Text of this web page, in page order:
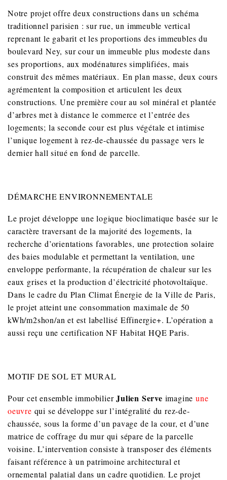
Notre projet offre deux constructions dans un schéma
traditionnel parisien : sur rue, un immeuble vertical
reprenant le gabarit et les proportions des immeubles du
boulevard Ney, sur cour un immeuble plus modeste dans
ses proportions, aux modénatures simplifiées, mais
construit des mêmes matériaux. En plan masse, deux cours
agrémentent la composition et articulent les deux
constructions. Une première cour au sol minéral et plantée
d’arbres met à distance le commerce et l’entrée des
logements; la seconde cour est plus végétale et intimise
l’unique logement à rez-de-chaussée du passage vers le
dernier hall situé en fond de parcelle.
DÉMARCHE ENVIRONNEMENTALE
Le projet développe une logique bioclimatique basée sur le
caractère traversant de la majorité des logements, la
recherche d’orientations favorables, une protection solaire
des baies modulable et permettant la ventilation, une
enveloppe performante, la récupération de chaleur sur les
eaux grises et la production d’électricité photovoltaïque.
Dans le cadre du Plan Climat Énergie de la Ville de Paris,
le projet atteint une consommation maximale de 50
kWh/m2shon/an et est labellisé Effinergie+. L’opération a
aussi reçu une certification NF Habitat HQE Paris.
MOTIF DE SOL ET MURAL
Pour cet ensemble immobilierJulien Serve imagineune
oeuvre qui se développe sur l’intégralité du rez-de-
chaussée, sous la forme d’un pavage de la cour, et d’une
matrice de coffrage du mur qui sépare de la parcelle
voisine. L’intervention consiste à transposer des éléments
faisant référence à un patrimoine architectural et
ornemental palatial dans un cadre quotidien. Le projet